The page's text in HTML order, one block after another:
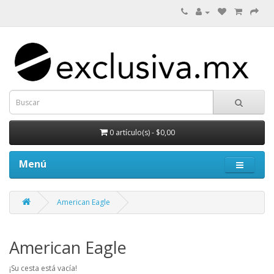
0 artículo(s) - $0,00
Menú
American Eagle
American Eagle
¡Su cesta está vacía!